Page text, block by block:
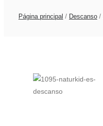
Página principal / Descanso /